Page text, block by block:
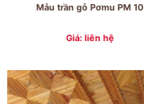
Mẫu trần gỗ Pơmu PM 10
Giá: liên hệ